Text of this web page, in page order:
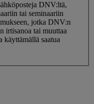
DNV:ltä,
tai seminaariin
jotka DNV:n
irtisanoa tai muuttaa
käyttämällä saatua